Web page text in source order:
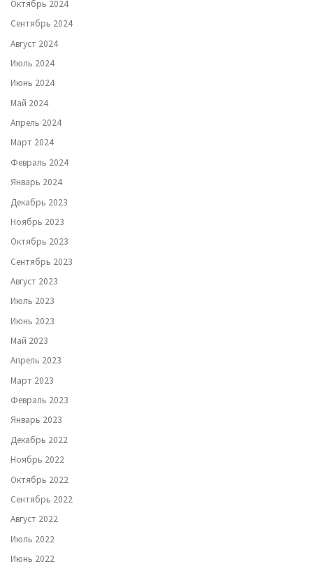
Октябрь 2024
Сентябрь 2024
Август 2024
Июль 2024
Июнь 2024
Май 2024
Апрель 2024
Март 2024
Февраль 2024
Январь 2024
Декабрь 2023
Ноябрь 2023
Октябрь 2023
Сентябрь 2023
Август 2023
Июль 2023
Июнь 2023
Май 2023
Апрель 2023
Март 2023
Февраль 2023
Январь 2023
Декабрь 2022
Ноябрь 2022
Октябрь 2022
Сентябрь 2022
Август 2022
Июль 2022
Июнь 2022